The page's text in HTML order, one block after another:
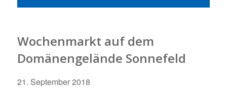
Wochenmarkt auf dem
Domänengelände Sonnefeld
21. September 2018